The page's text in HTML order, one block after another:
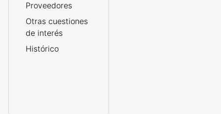
Proveedores
Otras cuestiones
de interés
Histórico